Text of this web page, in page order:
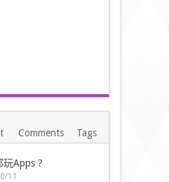
Comments Tags
玩Apps ?
11